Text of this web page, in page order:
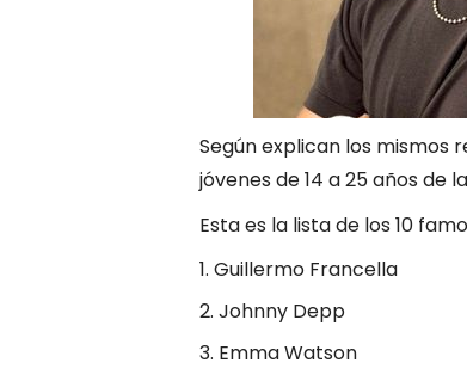
Según explican los mismos
jóvenes de 14 a 25 años de
Esta es la lista de los 10
Guillermo Francella
Johnny Depp
Emma Watson